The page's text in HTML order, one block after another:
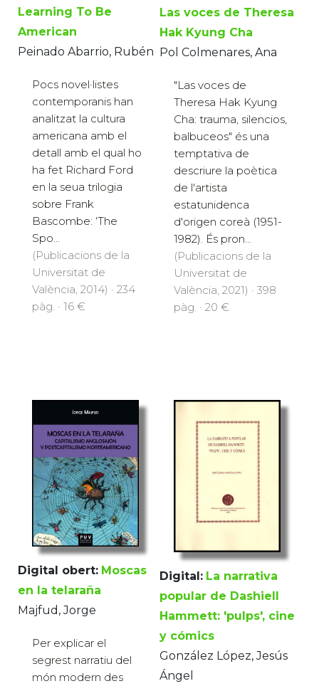
Learning To Be
American
Peinado Abarrio, Rubén
Pocs novel·listes
contemporanis han
analitzat la cultura
americana amb el
detall amb el qual ho
ha fet Richard Ford
en la seua trilogia
sobre Frank
Bascombe: ‘The
Spo...
(Publicacions de la
Universitat de
València, 2014) · 234
pàg. · 16 €
Las voces de Theresa
Hak Kyung Cha
Pol Colmenares, Ana
"Las voces de
Theresa Hak Kyung
Cha: trauma, silencios,
balbuceos" és una
temptativa de
descriure la poètica
de l'artista
estatunidenca
d'origen coreà (1951-
1982). És pron...
(Publicacions de la
Universitat de
València, 2021) · 398
pàg. · 20 €
Digital obert: Moscas
en la telaraña
Majfud, Jorge
Per explicar el
segrest narratiu del
món modern des
Digital: La narrativa
popular de Dashiell
Hammett: 'pulps', cine
y cómics
González López, Jesús
Ángel